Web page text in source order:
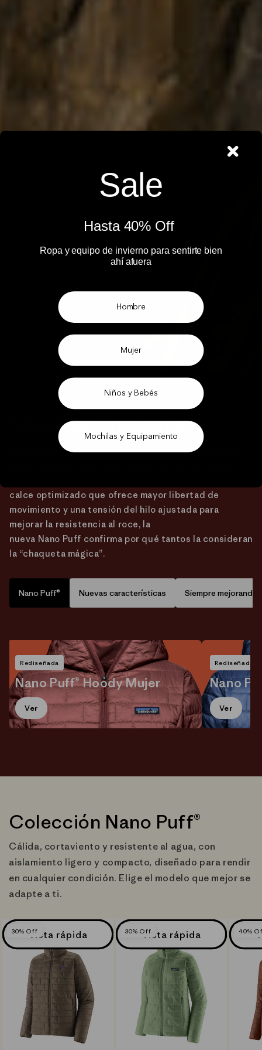
Nano Puff® rediseñada
Nuestros diseñadores y evaluadores en terreno han
calce optimizado que ofrece mayor libertad de
movimiento y una tensión del hilo ajustada para
mejorar la resistencia al roce, la
nueva Nano Puff confirma por qué tantos la consideran
la “chaqueta mágica”.
Nano Puff® Nuevas características Siempre mejorando
Rediseñada
Nano Puff® Hoody Mujer
Ver
Rediseñada
Nano
Ver
Colección Nano Puff®
Cálida, cortaviento y resistente al agua, con
aislamiento ligero y compacto, diseñado para rendir
en cualquier condición. Elige el modelo que mejor se
adapte a ti.
30% OffVista rápida 30% OffVista rápida 40%
Sale
Hasta 40% Off ​
Ropa y equipo de invierno para sentirte bien
ahí afuera​
Hombre
Mujer
Niños y Bebés
Mochilas y Equipamiento